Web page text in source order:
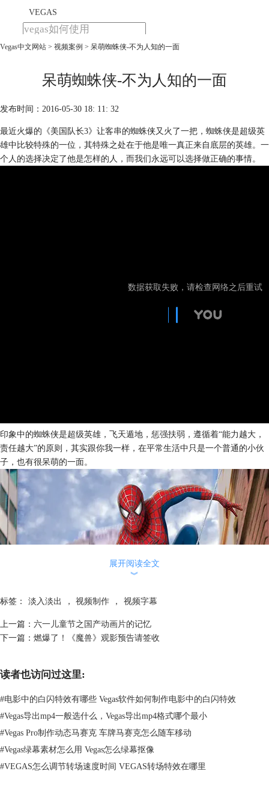
VEGAS
首页
购买
Vegas中文网站 > 视频案例 > 呆萌蜘蛛侠-不为人知的一面
呆萌蜘蛛侠-不为人知的一面
发布时间：2016-05-30 18: 11: 32
最近火爆的《美国队长3》让客串的蜘蛛侠又火了一把，蜘蛛侠是超级英
雄中比较特殊的一位，其特殊之处在于他是唯一真正来自底层的英雄。一
个人的选择决定了他是怎样的人，而我们永远可以选择做正确的事情。
印象中的蜘蛛侠是超级英雄，飞天遁地，惩强扶弱，遵循着“能力越大，
责任越大”的原则，其实跟你我一样，在平常生活中只是一个普通的小伙
子，也有很呆萌的一面。
下面就教大家用Vegas Pro 13剪辑一段蜘蛛侠跳舞的视频。
一、素材准备
1.软件准备
视频制作软件——Vegas Pro 13。
2.视频准备
美国队长3，蜘蛛侠跳舞素材等。
展开阅读全文
︾
标签： 淡入淡出 ， 视频制作 ， 视频字幕
上一篇： 六一儿童节之国产动画片的记忆
下一篇： 燃爆了！《魔兽》观影预告请签收
读者也访问过这里:
#电影中的白闪特效有哪些 Vegas软件如何制作电影中的白闪特效
#Vegas导出mp4一般选什么，Vegas导出mp4格式哪个最小
#Vegas Pro制作动态马赛克 车牌马赛克怎么随车移动
#Vegas绿幕素材怎么用 Vegas怎么绿幕抠像
#VEGAS怎么调节转场速度时间 VEGAS转场特效在哪里